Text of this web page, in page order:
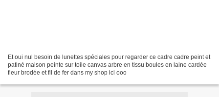
Et oui nul besoin de lunettes spéciales pour regarder ce cadre cadre peint et
patiné maison peinte sur toile canvas arbre en tissu boules en laine cardée
fleur brodée et fil de fer dans my shop ici ooo